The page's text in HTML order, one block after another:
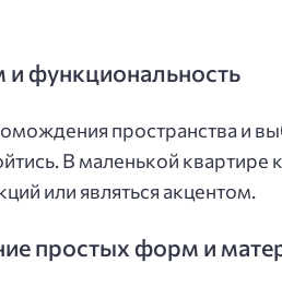
функциональность
пространства и
В маленькой
или являться акцентом.
простых форм и